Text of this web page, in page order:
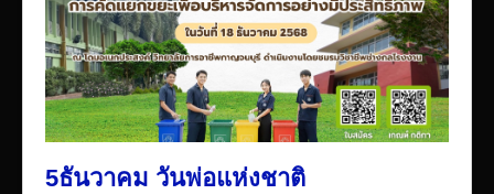
5ธันวาคม วันพ่อแห่งชาติ